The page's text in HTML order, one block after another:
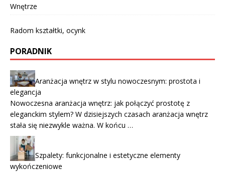
Wnętrze
Radom kształtki, ocynk
PORADNIK
Aranżacja wnętrz w stylu nowoczesnym: prostota i
elegancja
Nowoczesna aranżacja wnętrz: jak połączyć prostotę z
eleganckim stylem? W dzisiejszych czasach aranżacja wnętrz
stała się niezwykle ważna. W końcu …
Szpalety: funkcjonalne i estetyczne elementy
wykończeniowe